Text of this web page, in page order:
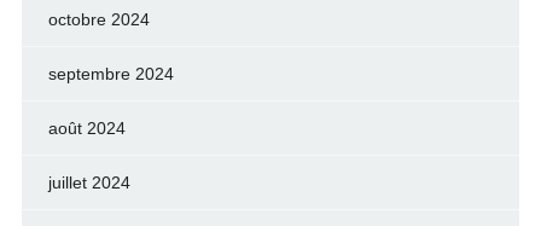
octobre 2024
septembre 2024
août 2024
juillet 2024